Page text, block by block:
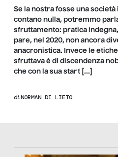
Se la nostra fosse una
contano nulla, potremmo
sfruttamento: pratica
pare, nel 2020, non ancora
anacronistica. Invece le
sfruttava è di discendenza
che con la sua start […]
diNORMAN DI LIETO